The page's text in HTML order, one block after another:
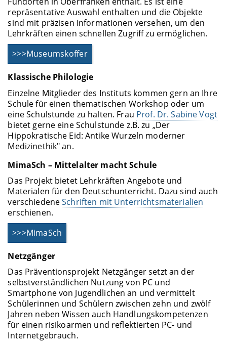
repräsentative Auswahl enthalten und die Objekte
sind mit präzisen Informationen versehen, um den
Lehrkräften einen schnellen Zugriff zu ermöglichen.
>>>Museumskoffer
Klassische Philologie
Einzelne Mitglieder des Instituts kommen gern an Ihre
Schule für einen thematischen Workshop oder um
eine Schulstunde zu halten. Frau Prof. Dr. Sabine Vogt
bietet gerne eine Schulstunde z.B. zu „Der
Hippokratische Eid: Antike Wurzeln moderner
Medizinethik" an.
MimaSch – Mittelalter macht Schule
Das Projekt bietet Lehrkräften Angebote und
Materialen für den Deutschunterricht. Dazu sind auch
verschiedeneSchriften mit Unterrichtsmaterialien
erschienen.
>>>MimaSch
Netzgänger
Das Präventionsprojekt Netzgänger setzt an der
selbstverständlichen Nutzung von PC und
Smartphone von Jugendlichen an und vermittelt
Schülerinnen und Schülern zwischen zehn und zwölf
Jahren neben Wissen auch Handlungskompetenzen
für einen risikoarmen und reflektierten PC- und
Internetgebrauch.